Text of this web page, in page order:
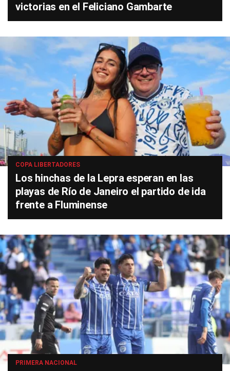
victorias en el Feliciano Gambarte
COPA LIBERTADORES
Los hinchas de la Lepra esperan en las
playas de Río de Janeiro el partido de ida
frente a Fluminense
PRIMERA NACIONAL